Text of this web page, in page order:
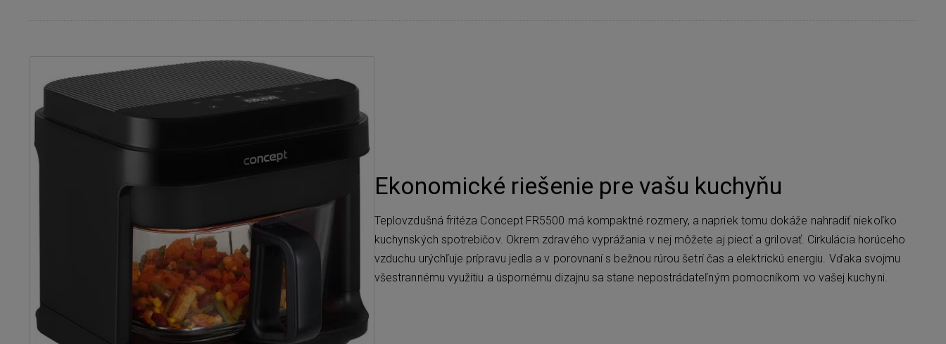
Ekonomické riešenie pre vašu kuchyňu
Teplovzdušná fritéza Concept FR5500 má kompaktné rozmery, a napriek tomu dokáže nahradiť niekoľko
kuchynských spotrebičov. Okrem zdravého vyprážania v nej môžete aj piecť a grilovať. Cirkulácia horúceho
vzduchu urýchľuje prípravu jedla a v porovnaní s bežnou rúrou šetrí čas a elektrickú energiu. Vďaka svojmu
všestrannému využitiu a úspornému dizajnu sa stane nepostrádateľným pomocníkom vo vašej kuchyni.